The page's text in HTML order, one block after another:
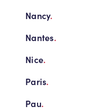
Nancy.
Nantes.
Nice.
Paris.
Pau.